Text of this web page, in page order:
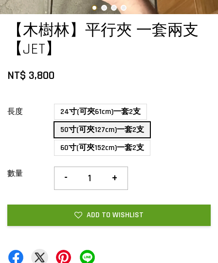
【木樹林】平行夾 一套兩支
【JET】
NT$ 3,800
長度
24寸(可夾61cm)一套2支
50寸(可夾127cm)一套2支
60寸(可夾152cm)一套2支
數量 - +
ADD TO WISHLIST